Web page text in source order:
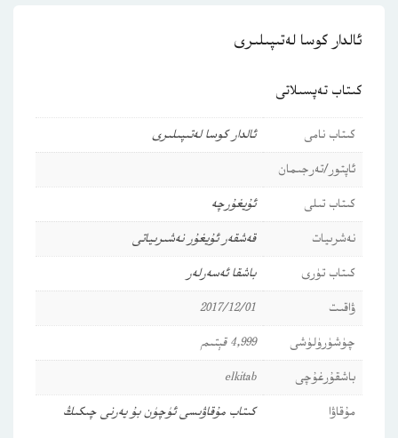
ئالدار كوسا لەتىپىلىرى
كىتاب تەپسىلاتى
كىتاب نامى
ئالدار كوسا لەتىپىلىرى
ئاپتور/تەرجىمان
كىتاب تىلى
ئۇيغۇرچە
نەشرىيات
قەشقەر ئۇيغۇر نەشىرىياتى
كىتاب تۈرى
باشقا ئەسەرلەر
ۋاقىت
2017/12/01
چۈشۈرۈلۈشى
4,999 قېتىم
باشقۇرغۇچى
elkitab
مۇقاۋا
كىتاب مۇقاۋىسى ئۈچۈن بۇ يەرنى چىكىڭ